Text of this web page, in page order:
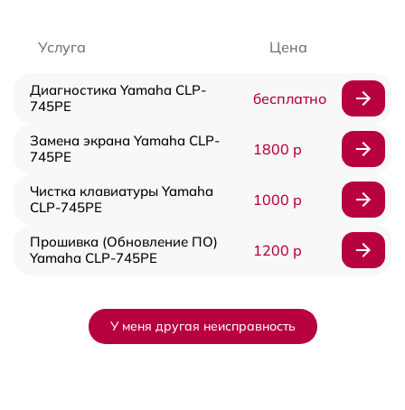
Услуга Цена
Диагностика Yamaha CLP-
745PE
бесплатно
Замена экрана Yamaha CLP-
745PE
1800 р
Чистка клавиатуры Yamaha
CLP-745PE
1000 р
Прошивка (Обновление ПО)
Yamaha CLP-745PE
1200 р
У меня другая неисправность